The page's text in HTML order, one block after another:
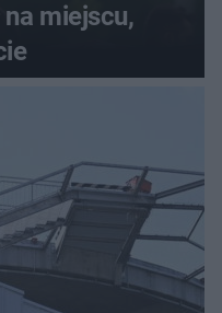
na miejscu,